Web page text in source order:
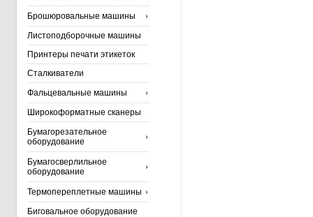
Брошюровальные машины
Листоподборочные машины
Принтеры печати этикеток
Сталкиватели
Фальцевальные машины
Широкоформатные сканеры
Бумагорезательное
оборудование
Бумагосверлильное
оборудование
Термопереплетные машины
Биговальное оборудование